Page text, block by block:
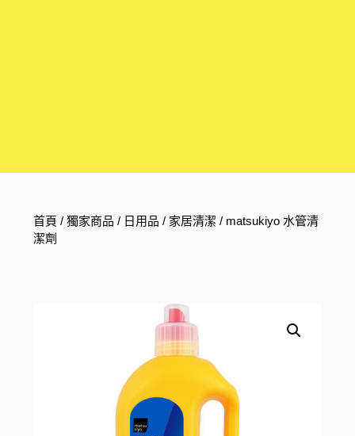
首頁 /獨家商品 / 日用品 / 家居清潔 / matsukiyo 水管清
潔劑